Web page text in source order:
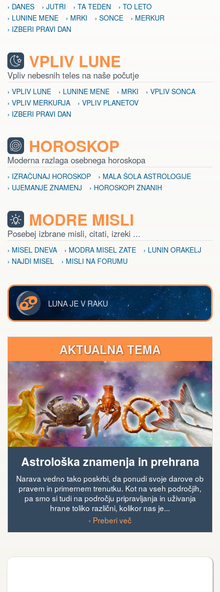
› DANES › JUTRI › TA TEDEN
› TO LETO
› LUNINE MENE
› MRKI › SONCE
› MERKUR
› IZBERI PRAVI DAN
VPLIV LUNE
Vpliv nebesnih teles na naše počutje
› VPLIV LUNE › LUNINE MENE › MRKI
› VPLIV SONCA
› VPLIV MERKURJA
› VPLIV PLANETOV
› IZBERI PRAVI DAN
HOROSKOP
Moderna razlaga osebnega horoskopa
› IZRAČUNAJ HOROSKOP
› MALA ŠOLA ASTROLOGIJE
› UJEMANJE ZNAMENJ
› HOROSKOPI ZNANIH
MODRE MISLI
Posebej izbrane misli, citati, izreki ...
› MISEL DNEVA › MODRA MISEL ZATE
› LUNIN ORAKELJ
› NAJDI MISEL
› MISLI NA FORUMU
LUNA JE V RAKU
AKTUALNA TEMA
Astrološka znamenja in prehrana
Narava vedno tako poskrbi, da ponudi svoje darove ob
pravem in primernem trenutku. Kot na vseh področjih,
pa smo si tudi na področju pripravljanja in uživanja
hrane toliko različni, kolikor nas je...
› Preberi več